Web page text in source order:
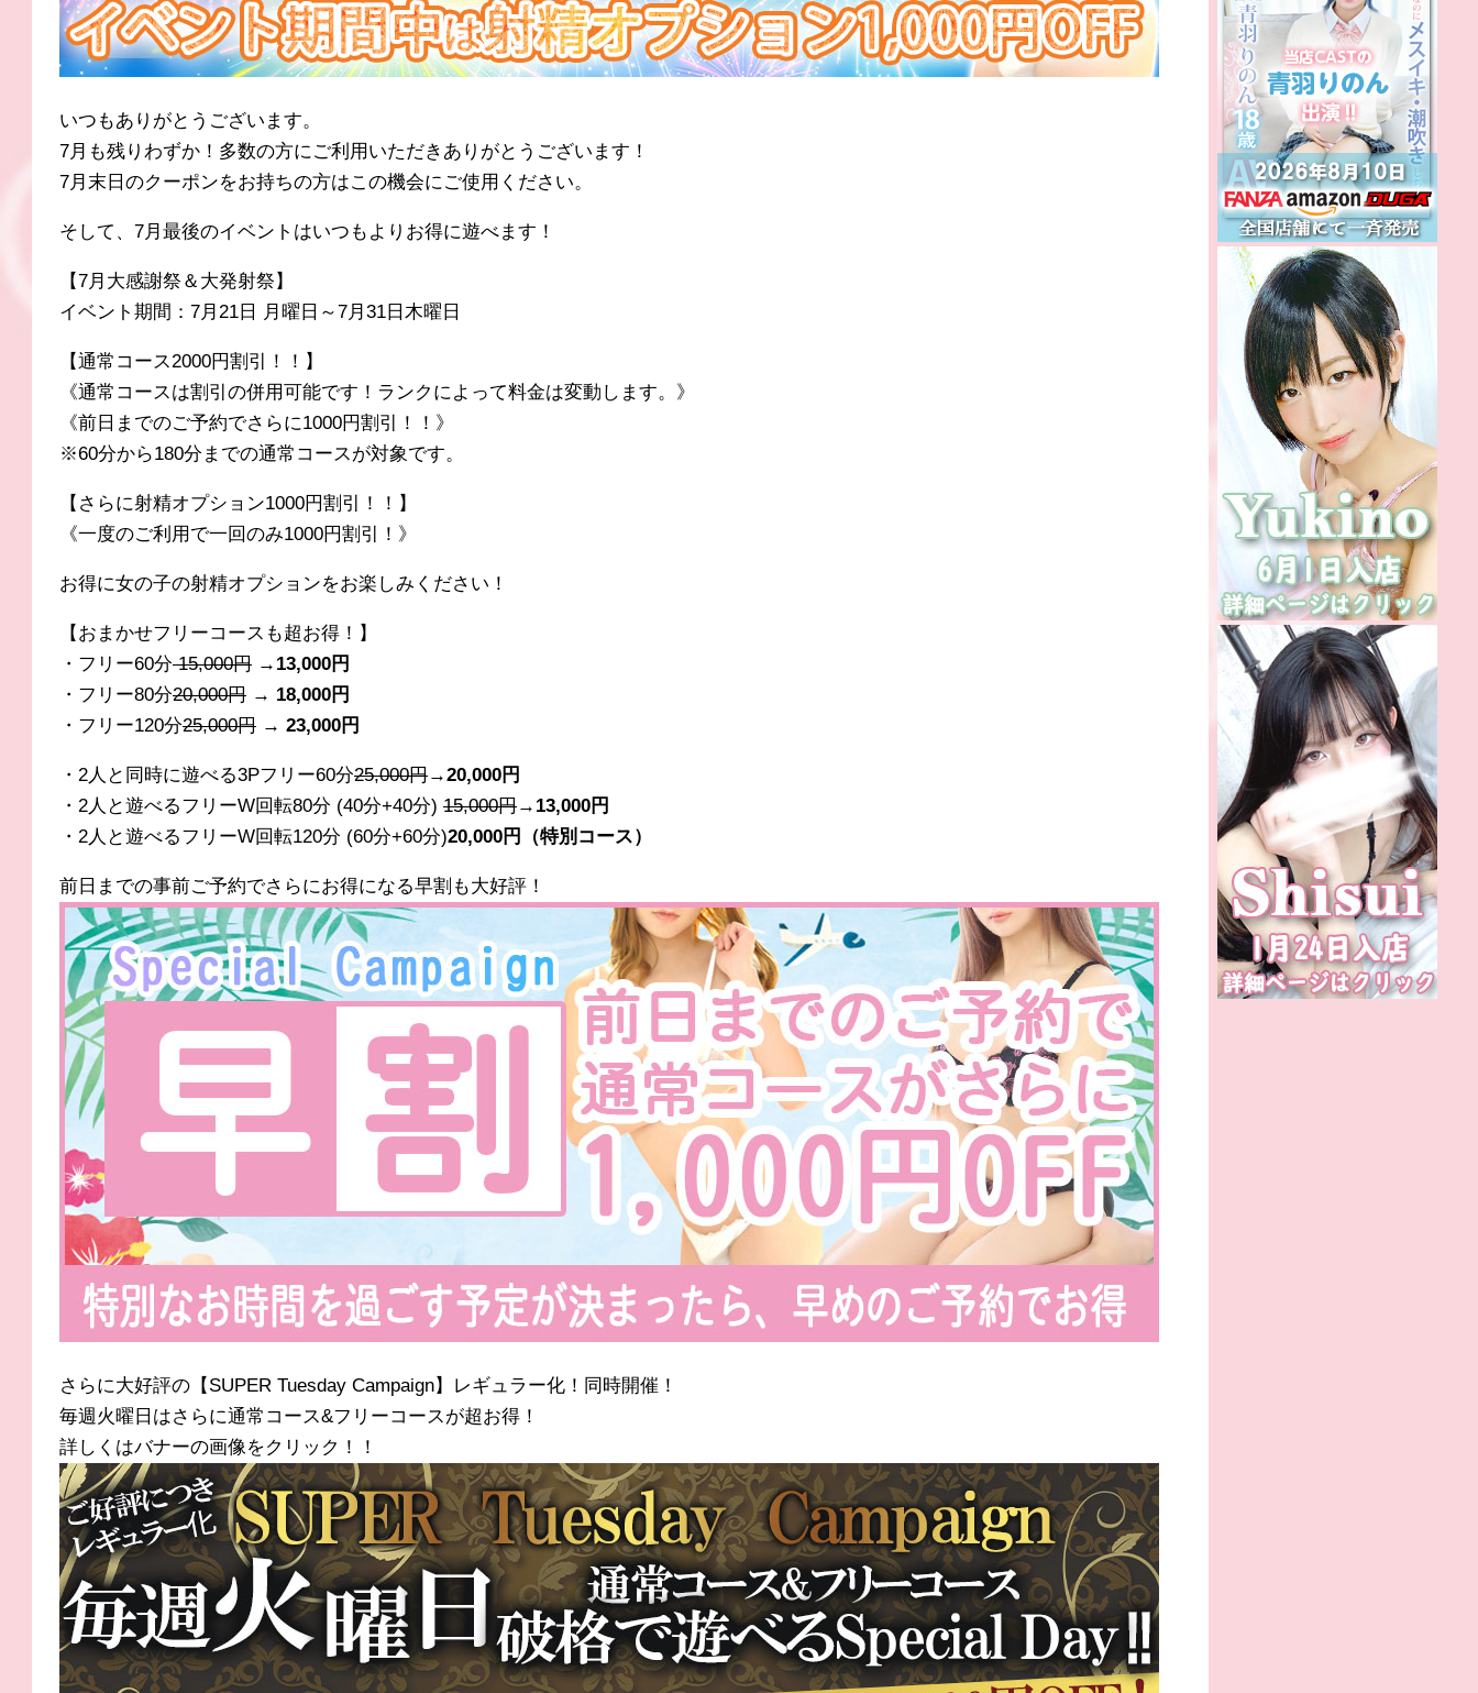
いつもありがとうございます。
7月も残りわずか！多数の方にご利用いただきありがとうございます！
7月末日のクーポンをお持ちの方はこの機会にご使用ください。
そして、7月最後のイベントはいつもよりお得に遊べます！
【7月大感謝祭＆大発射祭】
イベント期間：7月21日 月曜日～7月31日木曜日
【通常コース2000円割引！！】
《通常コースは割引の併用可能です！ランクによって料金は変動します。》
《前日までのご予約でさらに1000円割引！！》
※60分から180分までの通常コースが対象です。
【さらに射精オプション1000円割引！！】
《一度のご利用で一回のみ1000円割引！》
お得に女の子の射精オプションをお楽しみください！
【おまかせフリーコースも超お得！】
・フリー60分15,000円 → 13,000円
・フリー80分20,000円 → 18,000円
・フリー120分25,000円 → 23,000円
・2人と同時に遊べる3Pフリー60分25,000円→20,000円
・2人と遊べるフリーW回転80分 (40分+40分) 15,000円→ 13,000円
・2人と遊べるフリーW回転120分 (60分+60分)20,000円（特別コース）
前日までの事前ご予約でさらにお得になる早割も大好評！
さらに大好評の【SUPER Tuesday Campaign】レギュラー化！同時開催！
毎週火曜日はさらに通常コース&フリーコースが超お得！
詳しくはバナーの画像をクリック！！